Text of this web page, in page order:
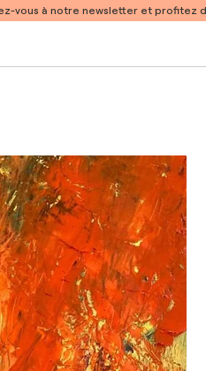
vous à notre newsletter et profitez